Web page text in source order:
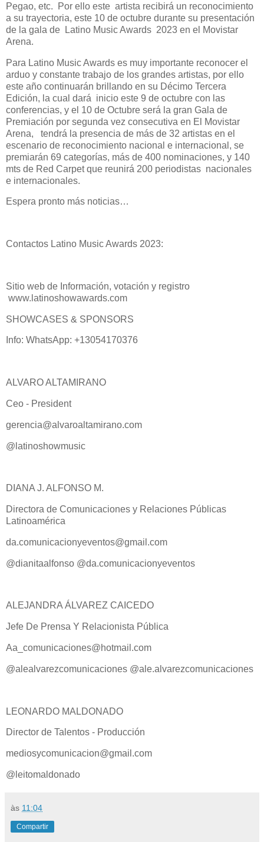
Pegao, etc. Por ello este artista recibirá un reconocimiento
a su trayectoria, este 10 de octubre durante su presentación
de la gala de Latino Music Awards 2023 en el Movistar
Arena.
Para Latino Music Awards es muy importante reconocer el
arduo y constante trabajo de los grandes artistas, por ello
este año continuarán brillando en su Décimo Tercera
Edición, la cual dará inicio este 9 de octubre con las
conferencias, y el 10 de Octubre será la gran Gala de
Premiación por segunda vez consecutiva en El Movistar
Arena, tendrá la presencia de más de 32 artistas en el
escenario de reconocimiento nacional e internacional, se
premiarán 69 categorías, más de 400 nominaciones, y 140
mts de Red Carpet que reunirá 200 periodistas nacionales
e internacionales.
Espera pronto más noticias…
Contactos Latino Music Awards 2023:
Sitio web de Información, votación y registro
www.latinoshowawards.com
SHOWCASES & SPONSORS
Info: WhatsApp: +13054170376
ALVARO ALTAMIRANO
Ceo - President
gerencia@alvaroaltamirano.com
@latinoshowmusic
DIANA J. ALFONSO M.
Directora de Comunicaciones y Relaciones Públicas
Latinoamérica
da.comunicacionyeventos@gmail.com
@dianitaalfonso @da.comunicacionyeventos
ALEJANDRA ÁLVAREZ CAICEDO
Jefe De Prensa Y Relacionista Pública
Aa_comunicaciones@hotmail.com
@alealvarezcomunicaciones @ale.alvarezcomunicaciones
LEONARDO MALDONADO
Director de Talentos - Producción
mediosycomunicacion@gmail.com
@leitomaldonado
às 11:04
Compartir